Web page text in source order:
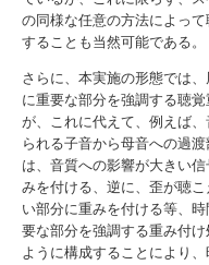
の同様な任意の方法によっ
することも当然可能である。
さらに、本実施の形態では
に重要な部分を強調する聴
が、これに代えて、例えば
られる子音から母音への過
は、音質への影響が大きい
みを付ける、逆に、歪が聴
い部分に重みを付ける等、
要な部分を強調する重み付
ように構成することにより